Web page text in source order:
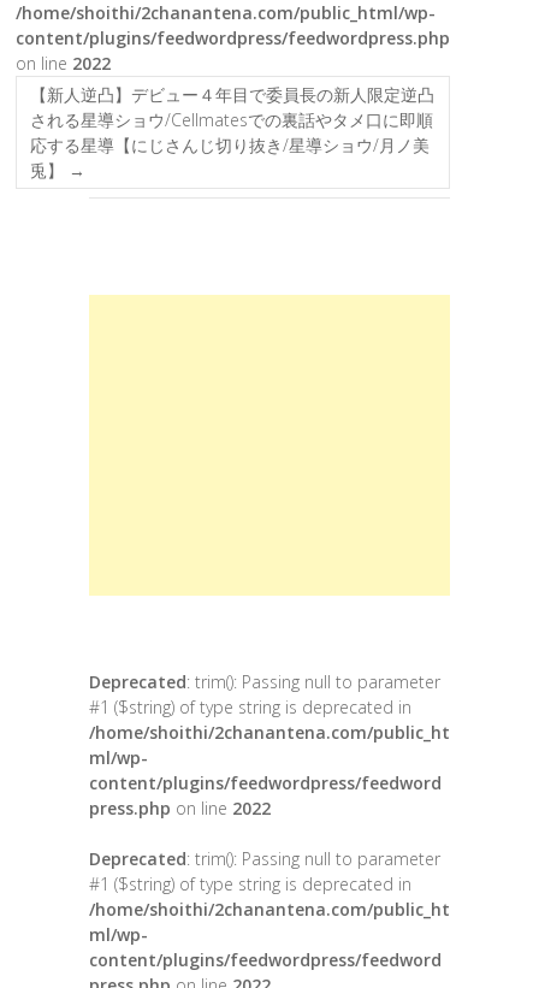
/home/shoithi/2chanantena.com/public_html/wp-
content/plugins/feedwordpress/feedwordpress.php
on line 2022
【新人逆凸】デビュー４年目で委員長の新人限定逆凸
される星導ショウ/Cellmatesでの裏話やタメ口に即順
応する星導【にじさんじ切り抜き/星導ショウ/月ノ美
兎】
→
Deprecated: trim(): Passing null to parameter
#1 ($string) of type string is deprecated in
/home/shoithi/2chanantena.com/public_ht
ml/wp-
content/plugins/feedwordpress/feedword
press.php on line 2022
Deprecated: trim(): Passing null to parameter
#1 ($string) of type string is deprecated in
/home/shoithi/2chanantena.com/public_ht
ml/wp-
content/plugins/feedwordpress/feedword